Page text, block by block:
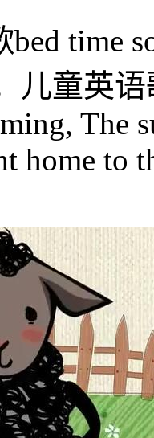
bed time
儿童英语
The
home to